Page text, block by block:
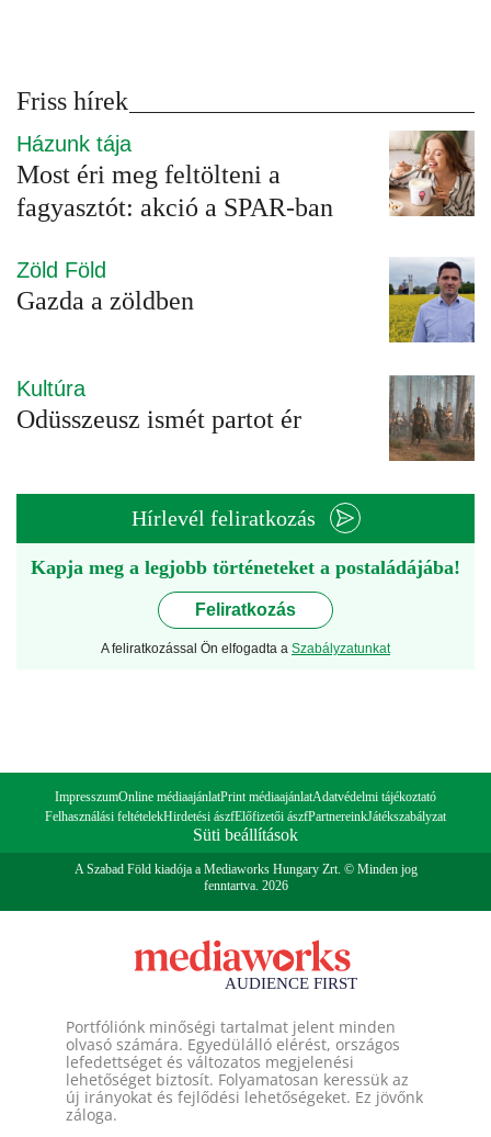
Friss hírek
Házunk tája
Most éri meg feltölteni a
fagyasztót: akció a SPAR-ban
Zöld Föld
Gazda a zöldben
Kultúra
Odüsszeusz ismét partot ér
Hírlevél feliratkozás
Kapja meg a legjobb történeteket a postaládájába!
Feliratkozás
A feliratkozással Ön elfogadta a Szabályzatunkat
ImpresszumOnline médiaajánlatPrint médiaajánlatAdatvédelmi tájékoztató
Felhasználási feltételekHirdetési ászfElőfizetői ászfPartnereinkJátékszabályzat
Süti beállítások
A Szabad Föld kiadója a Mediaworks Hungary Zrt. © Minden jog
fenntartva. 2026
Portfóliónk minőségi tartalmat jelent minden
olvasó számára. Egyedülálló elérést, országos
lefedettséget és változatos megjelenési
lehetőséget biztosít. Folyamatosan keressük az
új irányokat és fejlődési lehetőségeket. Ez jövőnk
záloga.